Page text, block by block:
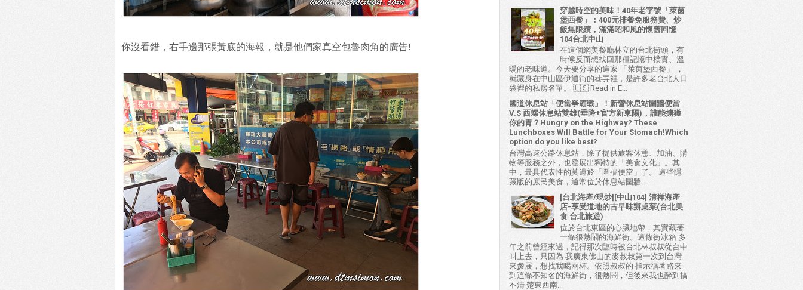
你沒看錯，右手邊那張黃底的海報，就是他們家真空包魯肉角的廣告!
穿越時空的美味！40年老字號「萊茵
堡西餐」：400元排餐免服務費、炒
飯無限續，滿滿昭和風的懷舊回憶
104台北中山
在這個網美餐廳林立的台北街頭，有
時候反而想找回那種記憶中樸實、溫
暖的老味道。今天要分享的這家 「萊茵堡西餐」 ，
就藏身在中山區伊通街的巷弄裡，是許多老台北人口
袋裡的私房名單。 🇺🇸 Read in E...
國道休息站「便當爭霸戰」！新營休息站圍牆便當
V.S 西螺休息站雙雄(垂降+官方新東陽)，誰能擄獲
你的胃？Hungry on the Highway? These
Lunchboxes Will Battle for Your Stomach!Which
option do you like best?
台灣高速公路休息站，除了提供旅客休憩、加油、購
物等服務之外，也發展出獨特的「美食文化」。其
中，最具代表性的莫過於「圍牆便當」了。 這些隱
藏版的庶民美食，通常位於休息站圍牆...
[台北海產/現炒][中山104] 清祥海產
店-享受道地的古早味辦桌菜(台北美
食 台北旅遊)
位於台北東區的心臟地帶，其實藏著
一條很熱鬧的海鮮街。這條街冰箱 多
年之前曾經來過，記得那次臨時被台北林叔叔從台中
叫上去，只因為 我廣東佛山的麥叔叔第一次到台灣
來參展，想找我喝兩杯。依照叔叔的 指示循著路來
到這條不知名的海鮮街，很熱鬧，但後來我也醉到搞
不清 楚東西南...